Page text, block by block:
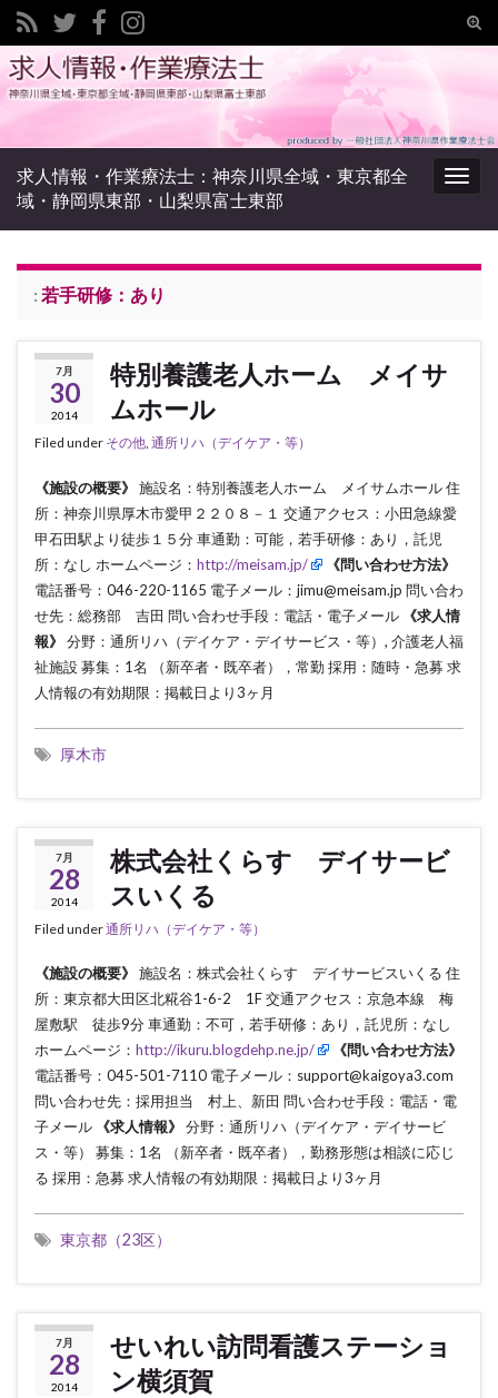
Search for:
求人情報・作業療法士：神奈川県全域・東京都全
域・静岡県東部・山梨県富士東部
: 若手研修：あり
7月
30
2014
特別養護老人ホーム メイサ
ムホール
Filed under その他, 通所リハ（デイケア・等）
《施設の概要》
施設名：特別養護老人ホーム メイサムホール 住
所：神奈川県厚木市愛甲２２０８－１ 交通アクセス：小田急線愛
甲石田駅より徒歩１５分 車通勤：可能，若手研修：あり，託児
所：なし ホームページ： http://meisam.jp/
《問い合わせ方法》
電話番号：046-220-1165 電子メール：jimu@meisam.jp 問い合わ
せ先：総務部 吉田 問い合わせ手段：電話・電子メール
《求人情
報》
分野：通所リハ（デイケア・デイサービス・等）, 介護老人福
祉施設 募集：1名 （新卒者・既卒者），常勤 採用：随時・急募 求
人情報の有効期限：掲載日より3ヶ月
厚木市
7月
28
2014
株式会社くらす デイサービ
スいくる
Filed under通所リハ（デイケア・等）
《施設の概要》
施設名：株式会社くらす デイサービスいくる 住
所：東京都大田区北糀谷1-6-2 1F 交通アクセス：京急本線 梅
屋敷駅 徒歩9分 車通勤：不可，若手研修：あり，託児所：なし
ホームページ： http://ikuru.blogdehp.ne.jp/
《問い合わせ方法》
電話番号：045-501-7110 電子メール：support@kaigoya3.com
問い合わせ先：採用担当 村上、新田 問い合わせ手段：電話・電
子メール
《求人情報》
分野：通所リハ（デイケア・デイサービ
ス・等） 募集：1名 （新卒者・既卒者），勤務形態は相談に応じ
る 採用：急募 求人情報の有効期限：掲載日より3ヶ月
東京都（23区）
7月
28
2014
せいれい訪問看護ステーショ
ン横須賀